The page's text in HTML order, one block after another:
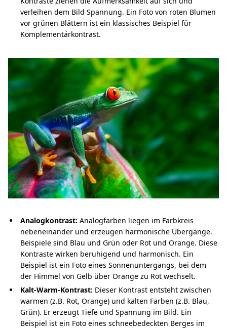
verleihen dem Bild Spannung. Ein Foto von roten Blumen
vor grünen Blättern ist ein klassisches Beispiel für
Komplementärkontrast.
Analogkontrast: Analogfarben liegen im Farbkreis
nebeneinander und erzeugen harmonische Übergänge.
Beispiele sind Blau und Grün oder Rot und Orange. Diese
Kontraste wirken beruhigend und harmonisch. Ein
Beispiel ist ein Foto eines Sonnenuntergangs, bei dem
der Himmel von Gelb über Orange zu Rot wechselt.
Kalt-Warm-Kontrast: Dieser Kontrast entsteht zwischen
warmen (z.B. Rot, Orange) und kalten Farben (z.B. Blau,
Grün). Er erzeugt Tiefe und Spannung im Bild. Ein
Beispiel ist ein Foto eines schneebedeckten Berges im